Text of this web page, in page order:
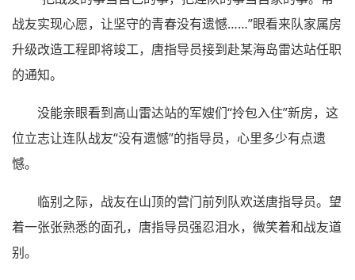
战友实现心愿，让坚守的青春没有遗憾……”眼看来队家属房
升级改造工程即将竣工，唐指导员接到赴某海岛雷达站任职
的通知。
没能亲眼看到高山雷达站的军嫂们“拎包入住”新房，这
位立志让连队战友“没有遗憾”的指导员，心里多少有点遗
憾。
临别之际，战友在山顶的营门前列队欢送唐指导员。望
着一张张熟悉的面孔，唐指导员强忍泪水，微笑着和战友道
别。